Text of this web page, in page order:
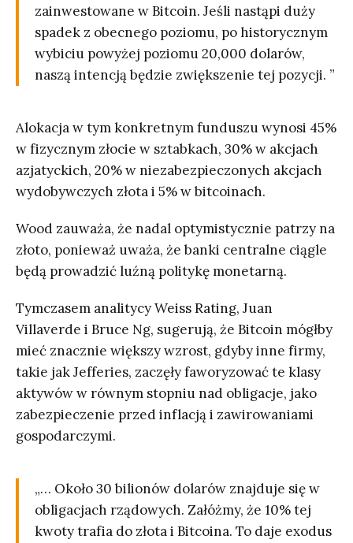
zainwestowane w Bitcoin. Jeśli nastąpi duży
spadek z obecnego poziomu, po historycznym
wybiciu powyżej poziomu 20,000 dolarów,
naszą intencją będzie zwiększenie tej pozycji. ”
Alokacja w tym konkretnym funduszu wynosi 45%
w fizycznym złocie w sztabkach, 30% w akcjach
azjatyckich, 20% w niezabezpieczonych akcjach
wydobywczych złota i 5% w bitcoinach.
Wood zauważa, że nadal optymistycznie patrzy na
złoto, ponieważ uważa, że banki centralne ciągle
będą prowadzić luźną politykę monetarną.
Tymczasem analitycy Weiss Rating, Juan
Villaverde i Bruce Ng, sugerują, że Bitcoin mógłby
mieć znacznie większy wzrost, gdyby inne firmy,
takie jak Jefferies, zaczęły faworyzować te klasy
aktywów w równym stopniu nad obligacje, jako
zabezpieczenie przed inflacją i zawirowaniami
gospodarczymi.
„… Około 30 bilionów dolarów znajduje się w
obligacjach rządowych. Załóżmy, że 10% tej
kwoty trafia do złota i Bitcoina. To daje exodus